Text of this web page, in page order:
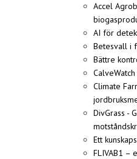
Accel
AI för
Betesvall i
Bättre
Climate
DivGrass -
Ett
FLIVAB1 –